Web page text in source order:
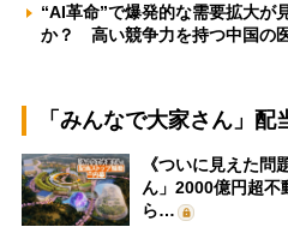
“AI革命”で爆発的な需要拡大が
か？ 高い競争力を持つ中国の
「みんなで大家さん」
《ついに見えた問
ん」2000億円超不
ら…